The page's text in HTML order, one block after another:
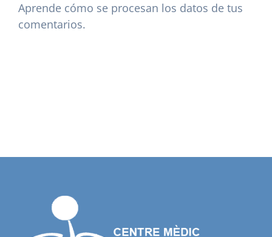
Aprende cómo se procesan los datos de tus
comentarios.